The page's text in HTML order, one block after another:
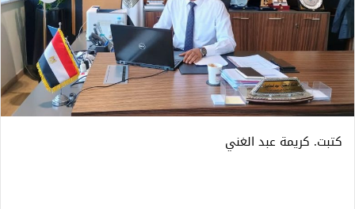
كتبت. كريمة عبد الغني